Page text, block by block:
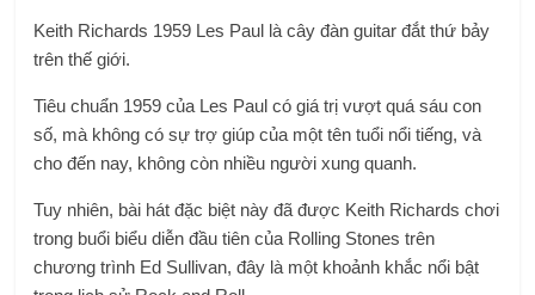
Keith Richards 1959 Les Paul là cây đàn guitar đắt thứ bảy
trên thế giới.
Tiêu chuẩn 1959 của Les Paul có giá trị vượt quá sáu con
số, mà không có sự trợ giúp của một tên tuổi nổi tiếng, và
cho đến nay, không còn nhiều người xung quanh.
Tuy nhiên, bài hát đặc biệt này đã được Keith Richards chơi
trong buổi biểu diễn đầu tiên của Rolling Stones trên
chương trình Ed Sullivan, đây là một khoảnh khắc nổi bật